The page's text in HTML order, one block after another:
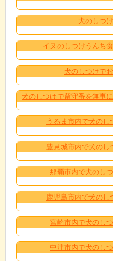
犬のしつ
イヌのしつけうんち
犬のしつけで
犬のしつけで留守番を無事
うるま市内で犬のし
豊見城市内で犬のし
那覇市内で犬のし
鹿児島市内で犬のし
宮崎市内で犬のし
中津市内で犬のし